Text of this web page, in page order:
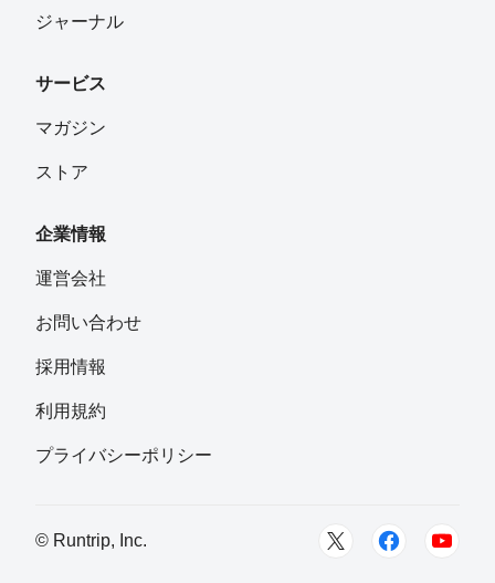
ジャーナル
サービス
マガジン
ストア
企業情報
運営会社
お問い合わせ
採用情報
利用規約
プライバシーポリシー
© Runtrip, Inc.